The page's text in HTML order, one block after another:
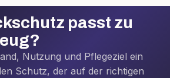
passt zu
Nutzung und Pflegeziel ein
Schutz, der auf der richtigen